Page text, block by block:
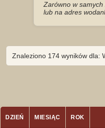
Zarówno w samych
lub na adres
Znaleziono 174 wyników dla:
DZIEŃ MIESIĄC ROK